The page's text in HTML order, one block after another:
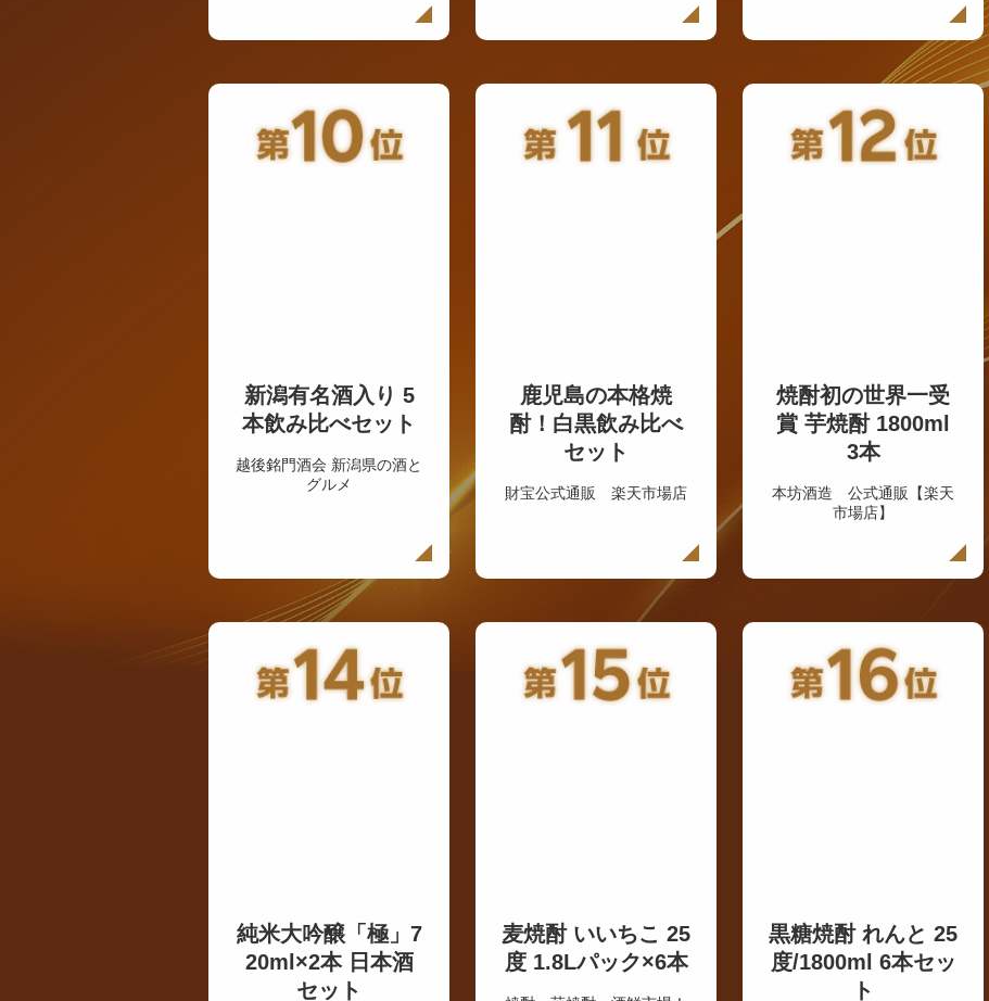
新潟有名酒入り 5
本飲み比べセット
越後銘門酒会 新潟県の酒と
グルメ
鹿児島の本格焼
酎！白黒飲み比べ
セット
財宝公式通販 楽天市場店
焼酎初の世界一受
賞 芋焼酎 1800ml
3本
本坊酒造 公式通販【楽天
市場店】
純米大吟醸「極」7
20ml×2本 日本酒
セット
麦焼酎 いいちこ 25
度 1.8Lパック×6本
黒糖焼酎 れんと 25
度/1800ml 6本セッ
ト